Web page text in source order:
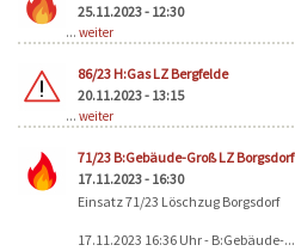
25.11.2023 - 12:30
... weiter
86/23 H:Gas LZ Bergfelde
20.11.2023 - 13:15
... weiter
71/23 B:Gebäude-Groß LZ Borgsdorf
17.11.2023 - 16:30
Einsatz 71/23 Löschzug Borgsdorf
17.11.2023 16:36 Uhr - B:Gebäude-...